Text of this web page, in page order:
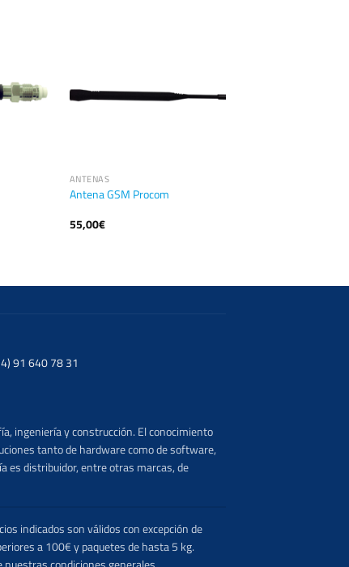
ANTENAS
Antena GSM Procom
55,00€
91 640 78 31
ingeniería y construcción. El conocimiento
tanto de hardware como de software,
es distribuidor, entre otras marcas, de
indicados son válidos con excepción de
a 100€ y paquetes de hasta 5 kg.